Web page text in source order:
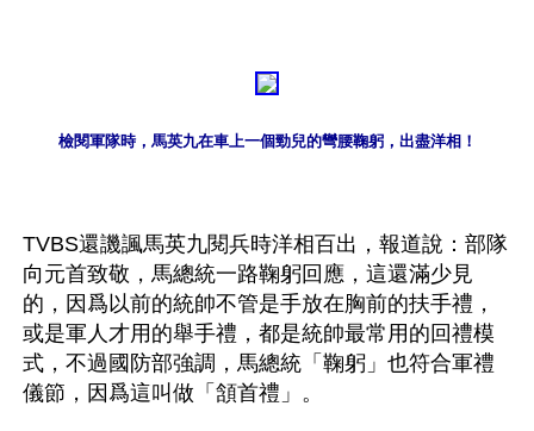
檢閱軍隊時，馬英九在車上一個勁兒的彎腰鞠躬，出盡洋相！
TVBS還譏諷馬英九閱兵時洋相百出，報道說：部隊
向元首致敬，馬總統一路鞠躬回應，這還滿少見
的，因爲以前的統帥不管是手放在胸前的扶手禮，
或是軍人才用的舉手禮，都是統帥最常用的回禮模
式，不過國防部強調，馬總統「鞠躬」也符合軍禮
儀節，因爲這叫做「頷首禮」。